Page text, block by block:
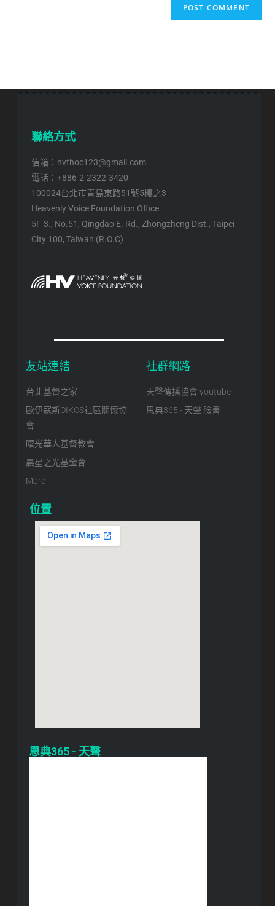
聯絡方式
信箱：hvfhoc123@gmail.com
電話：+886-2-2322-3420
100024台北市青島東路51號5樓之3
Heavenly Voice Foundation Office
5F-3., No.51, Qingdao E. Rd., Zhongzheng Dist., Taipei
City 100, Taiwan (R.O.C)
友站連結
台北基督之家
歐伊寇斯OIKOS社區關懷協
會
曙光華人基督教會
晨星之光基金會
More
社群網路
天聲傳播協會 youtube
恩典365 - 天聲 臉書
位置
恩典365 - 天聲